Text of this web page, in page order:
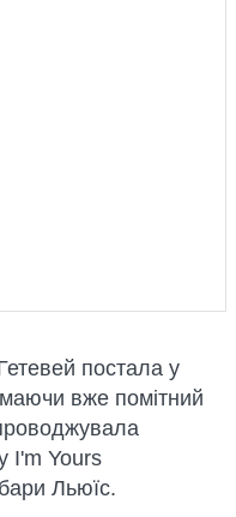
постала у
вже помітний
I'm Yours
Льюїс.